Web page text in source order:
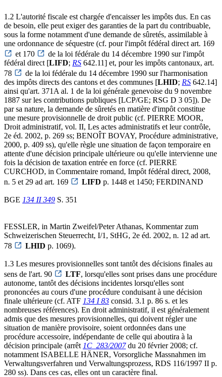
1.2 L'autorité fiscale est chargée d'encaisser les impôts dus. En cas
de besoin, elle peut exiger des garanties de la part du contribuable,
sous la forme notamment d'une demande de sûretés, assimilable à
une ordonnance de séquestre (cf. pour l'impôt fédéral direct art. 169
et 170
de la loi fédérale du 14 décembre 1990 sur l'impôt
fédéral direct [LIFD; RS 642.11] et, pour les impôts cantonaux, art.
78
de la loi fédérale du 14 décembre 1990 sur l'harmonisation
des impôts directs des cantons et des communes [LHID; RS 642.14]
ainsi qu'art. 371A al. 1 de la loi générale genevoise du 9 novembre
1887 sur les contributions publiques [LCP/GE; RSG D 3 05]). De
par sa nature, la demande de sûretés en matière d'impôt constitue
une mesure provisionnelle de droit public (cf. PIERRE MOOR,
Droit administratif, vol. II, Les actes administratifs et leur contrôle,
2e éd. 2002, p. 269 ss; BENOÎT BOVAY, Procédure administrative,
2000, p. 409 ss), qu'elle règle une situation de façon temporaire en
attente d'une décision principale ultérieure ou qu'elle intervienne une
fois la décision de taxation entrée en force (cf. PIERRE
CURCHOD, in Commentaire romand, Impôt fédéral direct, 2008,
n. 5 et 29 ad art. 169
LIFD p. 1448 et 1450; FERDINAND
BGE 134 II 349 S. 351
FESSLER, in Martin Zweifel/Peter Athanas, Kommentar zum
Schweizerischen Steuerrecht, I/1, StHG, 2e éd. 2002, n. 12 ad art.
78
LHID p. 1069).
1.3 Les mesures provisionnelles sont tantôt des décisions finales au
sens de l'art. 90
LTF, lorsqu'elles sont prises dans une procédure
autonome, tantôt des décisions incidentes lorsqu'elles sont
prononcées au cours d'une procédure conduisant à une décision
finale ultérieure (cf. ATF 134 I 83 consid. 3.1 p. 86 s. et les
nombreuses références). En droit administratif, il est généralement
admis que des mesures provisionnelles, qui doivent régler une
situation de manière provisoire, soient ordonnées dans une
procédure accessoire, indépendante de celle qui aboutira à la
décision principale (arrêt 1C_283/2007du 20 février 2008; cf.
notamment ISABELLE HÄNER, Vorsorgliche Massnahmen im
Verwaltungsverfahren und Verwaltungsprozess, RDS 116/1997 II p.
280 ss). Dans ces cas, elles ont un caractère final.